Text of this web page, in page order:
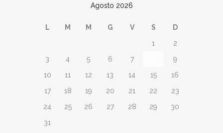
Agosto 2026
L M M G V S
D
1
2
3
4 5 6 7
9
10
11 12 13 14 15
16
17
18 19 20 21 22
23
24
25 26 27 28 29
30
31